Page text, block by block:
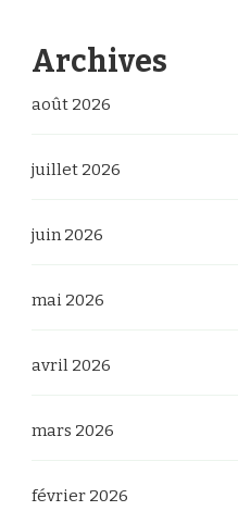
Archives
août 2026
juillet 2026
juin 2026
mai 2026
avril 2026
mars 2026
février 2026